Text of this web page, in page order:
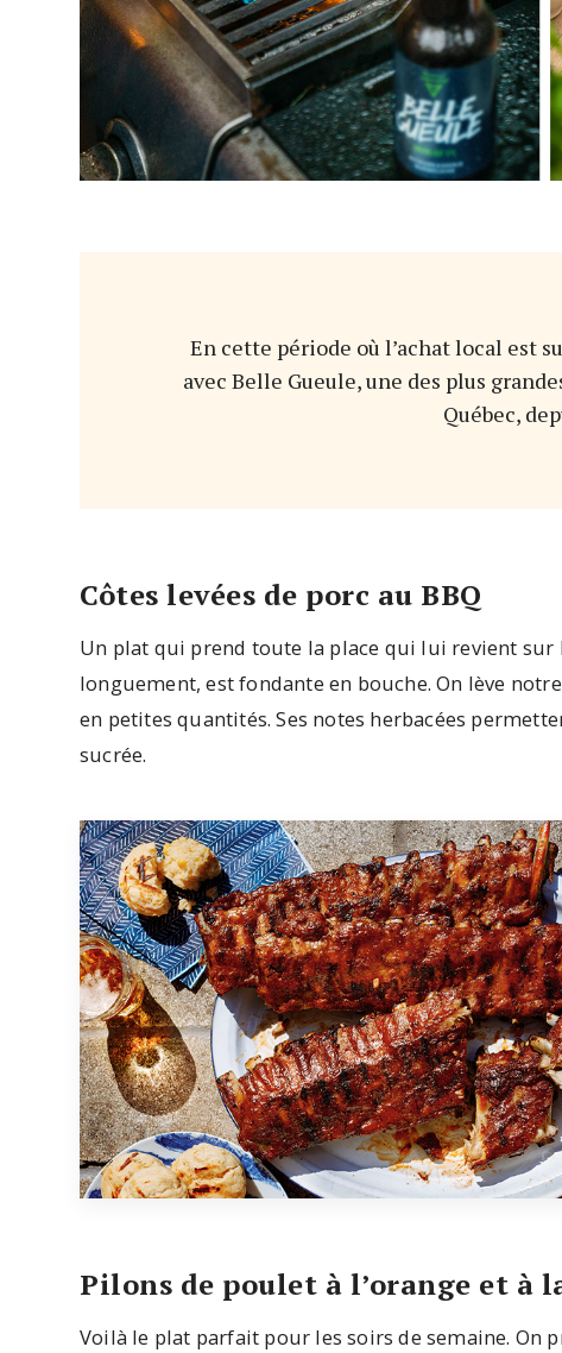
En cette période où l’achat local est
avec Belle Gueule, une des plus
Québec,
Côtes levées de porc au BBQ
Un plat qui prend toute la place qui lui revient sur
longuement, est fondante en bouche. On lève
en petites quantités. Ses notes herbacées
sucrée.
Pilons de poulet à l’orange et à
Voilà le plat parfait pour les soirs de semaine.